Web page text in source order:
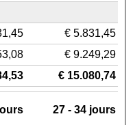
€ 5.831,45
€ 9.249,29
€ 15.080,74
27 - 34 jours